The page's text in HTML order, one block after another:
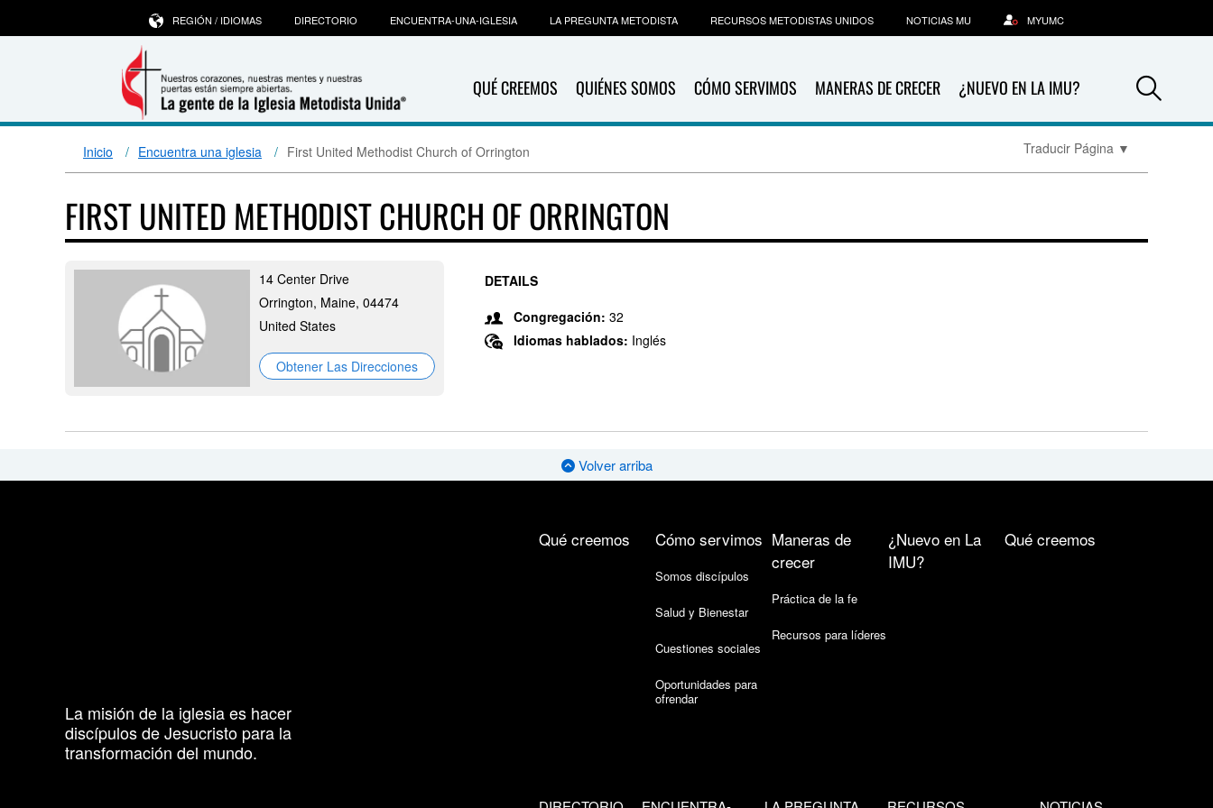
QUÉ CREEMOS QUIÉNES SOMOS CÓMO SERVIMOS MANERAS DE CRECER ¿NUEVO EN LA IMU?
REGIÓN / IDIOMAS DIRECTORIO ENCUENTRA-UNA-IGLESIA LA PREGUNTA METODISTA RECURSOS METODISTAS UNIDOS NOTICIAS MU MYUMC
Inicio Encuentra una iglesia First United Methodist Church of Orrington Traducir Página ▼
FIRST UNITED METHODIST CHURCH OF ORRINGTON
14 Center Drive
Orrington, Maine, 04474
United States
Obtener Las Direcciones
DETAILS
Congregación: 32
Idiomas hablados: Inglés
Volver arriba
La misión de la iglesia es hacer
discípulos de Jesucristo para la
transformación del mundo.
Qué creemos Cómo servimos
Somos discípulos
Salud y Bienestar
Cuestiones sociales
Oportunidades para
ofrendar
Maneras de
crecer
Práctica de la fe
Recursos para líderes
¿Nuevo en La
IMU?
Qué creemos